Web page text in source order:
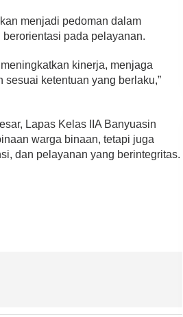
menjadi pedoman dalam
pada pelayanan.
kinerja, menjaga
ketentuan yang berlaku,”
Lapas Kelas IIA Banyuasin
warga binaan, tetapi juga
dan pelayanan yang berintegritas.